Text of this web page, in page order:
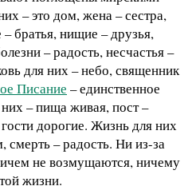
– это дом, жена – сестра,
братья, нищие – друзья,
– радость, несчастья –
для них – небо, священник
Писание – единственное
– пища живая, пост –
дорогие. Жизнь для них
смерть – радость. Ни из-за
не возмущаются, ничему
жизни.